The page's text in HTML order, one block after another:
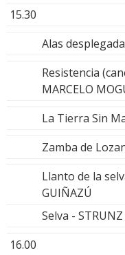
15.30
Alas
Resistencia
MARCELO
La Tierra Sin
Zamba de
Llanto de la
GUIÑAZÚ
Selva - STRUNZ
16.00